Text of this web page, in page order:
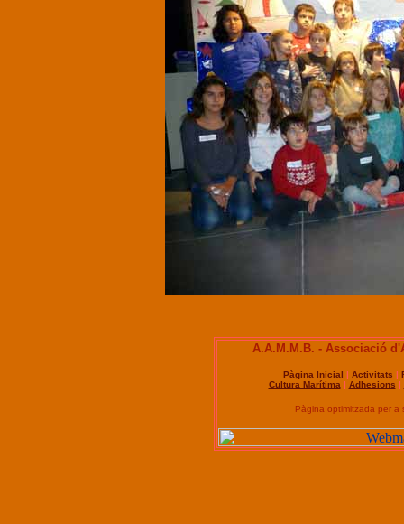
A.A.M.M.B. - Associació
Pàgina Inicial | Activitats |
Cultura Marítima | Adhesions |
Pàgina optimitzada per a